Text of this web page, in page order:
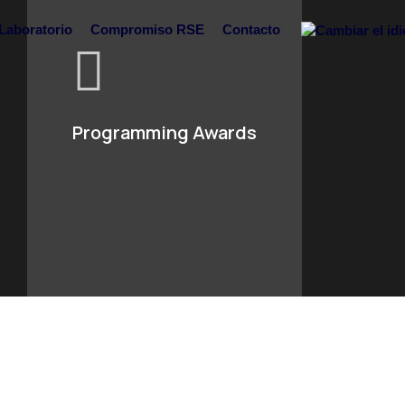
Compromiso RSE Contacto
Programming Awards